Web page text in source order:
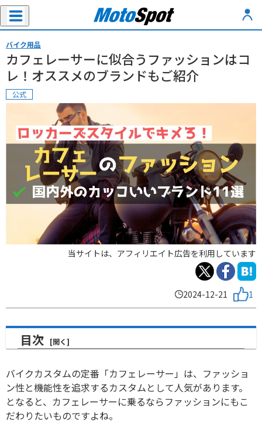
バイク用品
カフェレーサーに似合うファッションはコ
レ！オススメのブランドもご紹介
公式
当サイトは、アフィリエイト広告を利用しています
2024-12-21 1
目次
バイクカスタムの定番「カフェレーサー」は、ファッショ
ン性と機能性を追求するカスタムとして人気があります。
となると、カフェレーサーに乗るならファッションにもこ
だわりたいものですよね。